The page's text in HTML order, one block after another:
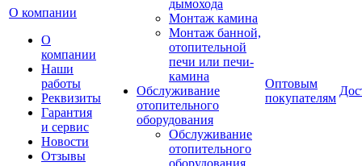
О компании
О
компании
Наши
работы
Реквизиты
Гарантия
и сервис
Новости
Отзывы
дымохода
Монтаж камина
Монтаж банной,
отопительной
печи или печи-
камина
Обслуживание
отопительного
оборудования
Обслуживание
отопительного
оборудования
Оптовым
покупателям